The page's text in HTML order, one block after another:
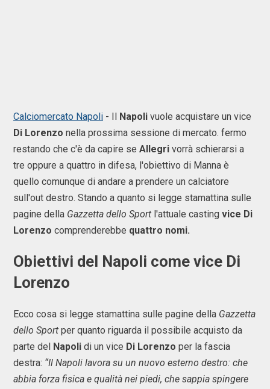
Calciomercato Napoli - Il Napoli vuole acquistare un vice
Di Lorenzo nella prossima sessione di mercato. fermo
restando che c'è da capire se Allegri vorrà schierarsi a
tre oppure a quattro in difesa, l'obiettivo di Manna è
quello comunque di andare a prendere un calciatore
sull'out destro. Stando a quanto si legge stamattina sulle
pagine della Gazzetta dello Sport l'attuale casting vice Di
Lorenzo comprenderebbe quattro nomi.
Obiettivi del Napoli come vice Di
Lorenzo
Ecco cosa si legge stamattina sulle pagine della Gazzetta
dello Sport per quanto riguarda il possibile acquisto da
parte del
Napoli di un vice Di Lorenzo per la fascia
destra: “Il Napoli lavora su un nuovo esterno destro: che
abbia forza fisica e qualità nei piedi, che sappia spingere